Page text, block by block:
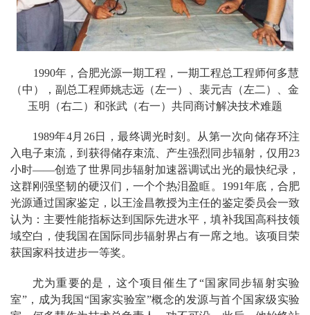
1990年，合肥光源一期工程，一期工程总工程师何多慧
（中），副总工程师姚志远（左一）、裴元吉（左二）、金
玉明（右二）和张武（右一）共同商讨解决技术难题
1989年4月26日，最终调光时刻。从第一次向储存环注
入电子束流，到获得储存束流、产生强烈同步辐射，仅用23
小时——创造了世界同步辐射加速器调试出光的最快纪录，
这群刚强坚韧的硬汉们，一个个热泪盈眶。1991年底，合肥
光源通过国家鉴定，以王淦昌教授为主任的鉴定委员会一致
认为：主要性能指标达到国际先进水平，填补我国高科技领
域空白，使我国在国际同步辐射界占有一席之地。该项目荣
获国家科技进步一等奖。
尤为重要的是，这个项目催生了“国家同步辐射实验
室”，成为我国“国家实验室”概念的发源与首个国家级实验